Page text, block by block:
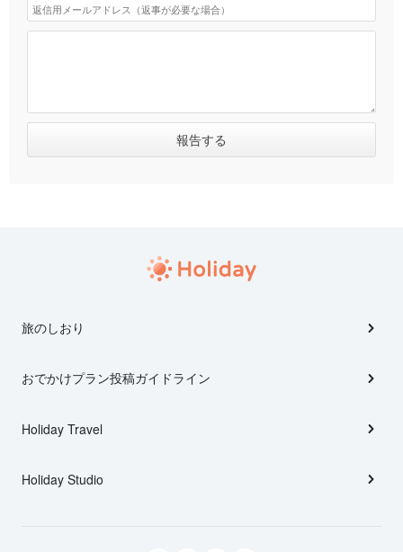
旅のしおり
おでかけプラン投稿ガイドライン
Holiday Travel
Holiday Studio